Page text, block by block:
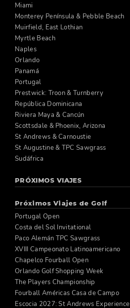
Miami
Monterey Península & Pebble Beach
Muirfield, East Lothian
Myrtle Beach
Naples
Orlando
Panamá
Portugal
Prestwick: Troon & Turnberry
República Dominicana
Riviera Maya & Cancún
Scottsdale & Phoenix, Arizona
St Andrews & Carnoustie
St Augustine & TPC Sawgrass
Sudáfrica
PRÓXIMOS VIAJES
Próximos Viajes de Golf
Portugal Open
Costa del Sol Invitational
Paco Alemán TPC Sawgrass
XVIII Campeonato Latinoamericano
Chapelco Fourball Open
Orlando Golf Shopping Week
The Players Championship
Fourball Américas Casa de Campo
Escocia 2027: St Andrews Experience